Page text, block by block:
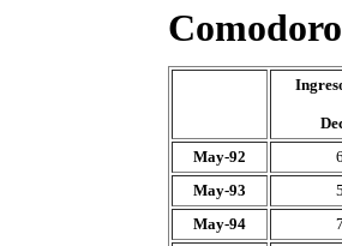
Comodoro
May-92
May-93
May-94